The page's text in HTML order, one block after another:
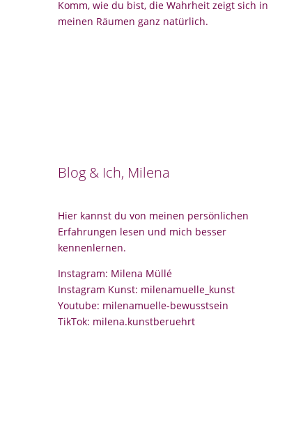
Komm, wie du bist, die Wahrheit zeigt sich in
meinen Räumen ganz natürlich.
Blog & Ich, Milena
Hier kannst du von meinen persönlichen
Erfahrungen lesen und mich besser
kennenlernen.
Instagram: Milena Müllé
Instagram Kunst: milenamuelle_kunst
Youtube: milenamuelle-bewusstsein
TikTok: milena.kunstberuehrt